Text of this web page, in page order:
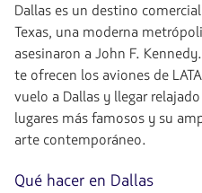
Dallas es un destino
Texas, una moderna
asesinaron a John F.
te ofrecen los aviones de
vuelo a Dallas y llegar
lugares más famosos y su
arte contemporáneo.
Qué hacer en Dallas